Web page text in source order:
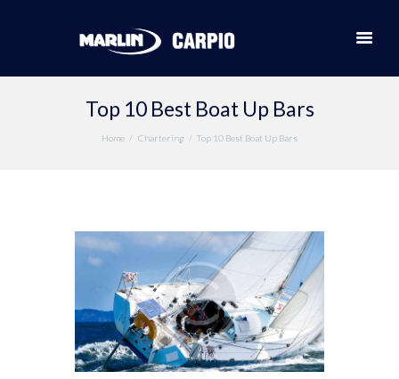
Top 10 Best Boat Up Bars
Home Chartering Top 10 Best Boat Up Bars